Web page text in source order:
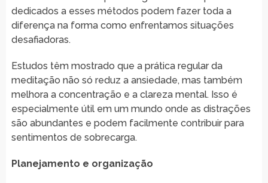
dedicados a esses métodos podem fazer toda a
diferença na forma como enfrentamos situações
desafiadoras.
Estudos têm mostrado que a prática regular da
meditação não só reduz a ansiedade, mas também
melhora a concentração e a clareza mental. Isso é
especialmente útil em um mundo onde as distrações
são abundantes e podem facilmente contribuir para
sentimentos de sobrecarga.
Planejamento e organização